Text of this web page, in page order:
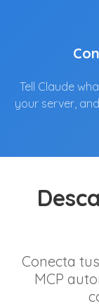
Tell Claude
your server,
Conecta
MCP